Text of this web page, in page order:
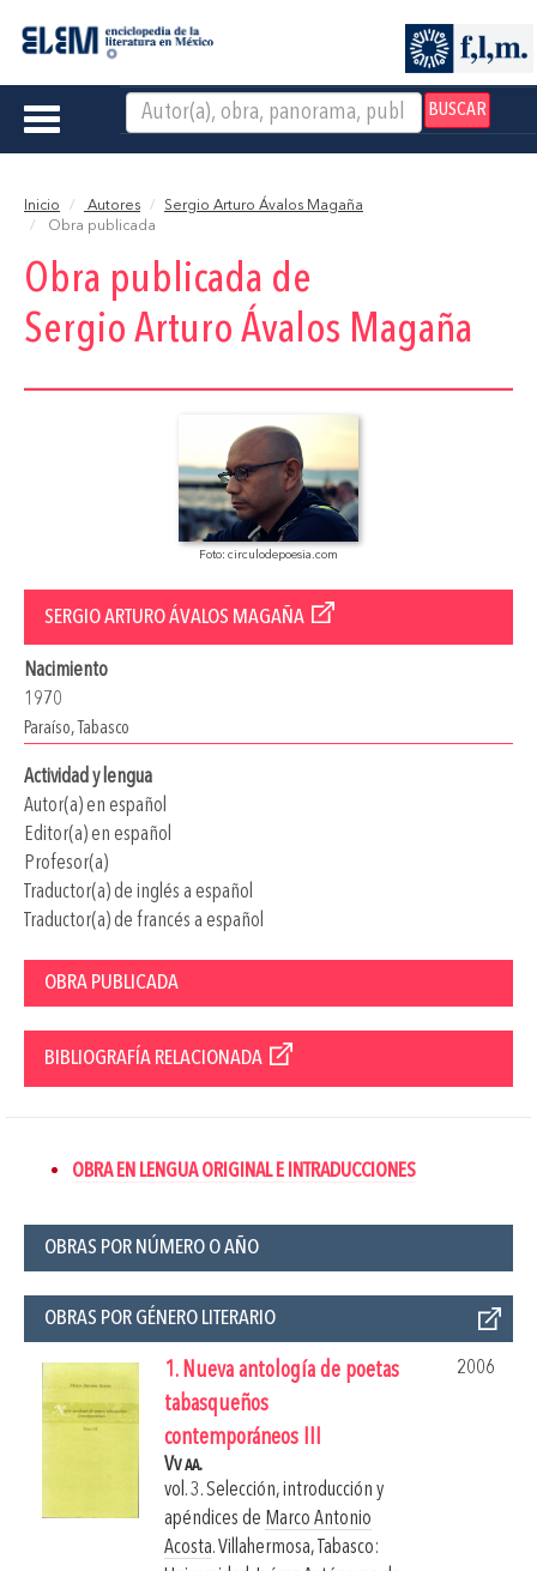
BUSCAR
Toggle
Inicio Autores
Sergio Arturo Ávalos Magaña
Obra publicada
Obra publicada de
Sergio Arturo Ávalos Magaña
Foto: circulodepoesia.com
SERGIO ARTURO ÁVALOS MAGAÑA
Nacimiento
1970
Paraíso, Tabasco
Actividad y lengua
Autor(a) en español
Editor(a) en español
Profesor(a)
Traductor(a) de inglés a español
Traductor(a) de francés a español
OBRA PUBLICADA
BIBLIOGRAFÍA RELACIONADA
OBRA EN LENGUA ORIGINAL E INTRADUCCIONES
OBRAS POR NÚMERO O AÑO
OBRAS POR GÉNERO LITERARIO
1. Nueva antología de poetas
tabasqueños
contemporáneos III
2006
Vv aa.
vol. 3. Selección, introducción y
apéndices de Marco Antonio
Acosta.Villahermosa, Tabasco: